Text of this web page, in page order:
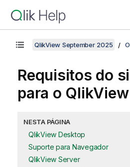
QlikView September 2025
Requisitos do
para o QlikView
NESTA PÁGINA
QlikView Desktop
Suporte para Navegador
QlikView Server